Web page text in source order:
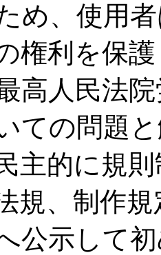
め、使用
権利を保
高人民法
ての問題
主的に規
規、制作
公示して